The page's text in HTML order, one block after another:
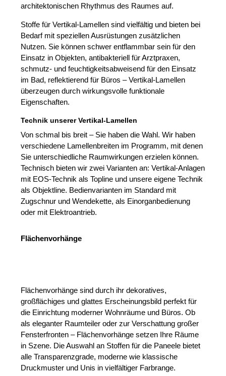
architektonischen Rhythmus des Raumes auf.
Stoffe für Vertikal-Lamellen sind vielfältig und bieten bei
Bedarf mit speziellen Ausrüstungen zusätzlichen
Nutzen. Sie können schwer entflammbar sein für den
Einsatz in Objekten, antibakteriell für Arztpraxen,
schmutz- und feuchtigkeitsabweisend für den Einsatz
im Bad, reflektierend für Büros – Vertikal-Lamellen
überzeugen durch wirkungsvolle funktionale
Eigenschaften.
Technik unserer Vertikal-Lamellen
Von schmal bis breit – Sie haben die Wahl. Wir haben
verschiedene Lamellenbreiten im Programm, mit denen
Sie unterschiedliche Raumwirkungen erzielen können.
Technisch bieten wir zwei Varianten an: Vertikal-Anlagen
mit EOS-Technik als Topline und unsere eigene Technik
als Objektline. Bedienvarianten im Standard mit
Zugschnur und Wendekette, als Einorganbedienung
oder mit Elektroantrieb.
Flächenvorhänge
Flächenvorhänge sind durch ihr dekoratives,
großflächiges und glattes Erscheinungsbild perfekt für
die Einrichtung moderner Wohnräume und Büros. Ob
als eleganter Raumteiler oder zur Verschattung großer
Fensterfronten – Flächenvorhänge setzen Ihre Räume
in Szene. Die Auswahl an Stoffen für die Paneele bietet
alle Transparenzgrade, moderne wie klassische
Druckmuster und Unis in vielfältiger Farbrange.